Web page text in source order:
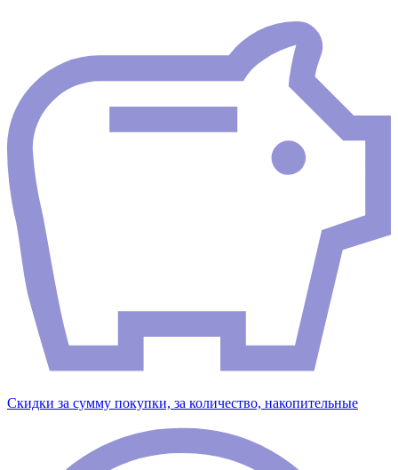
Скидки за сумму покупки, за количество, накопительные